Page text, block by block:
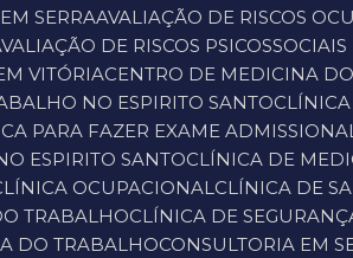
SERRA AVALIAÇÃO DE RISCOS
AVALIAÇÃO DE RISCOS
VITÓRIA
CENTRO DE MEDICINA
NO ESPIRITO SANTO
PARA FAZER EXAME
ESPIRITO SANTO
CLÍNICA DE
CLÍNICA OCUPACIONAL
CLÍNICA DE
TRABALHO
CLÍNICA DE
DO TRABALHO
CONSULTORIA EM